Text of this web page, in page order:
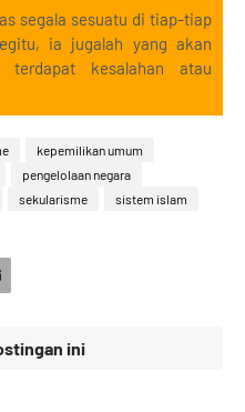
segala sesuatu di tiap-tiap
ia jugalah yang akan
terdapat kesalahan atau
kepemilikan umum
pengelolaan negara
sekularisme
sistem islam
ini